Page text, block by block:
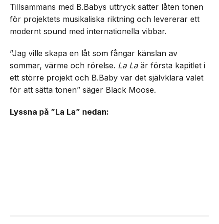
Tillsammans med B.Babys uttryck sätter låten tonen
för projektets musikaliska riktning och levererar ett
modernt sound med internationella vibbar.
”Jag ville skapa en låt som fångar känslan av
sommar, värme och rörelse. La Laär första kapitlet i
ett större projekt och B.Baby var det självklara valet
för att sätta tonen” säger Black Moose.
Lyssna på ”La La” nedan: